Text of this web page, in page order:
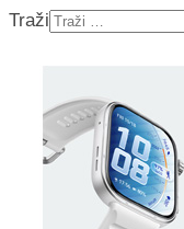
Traži